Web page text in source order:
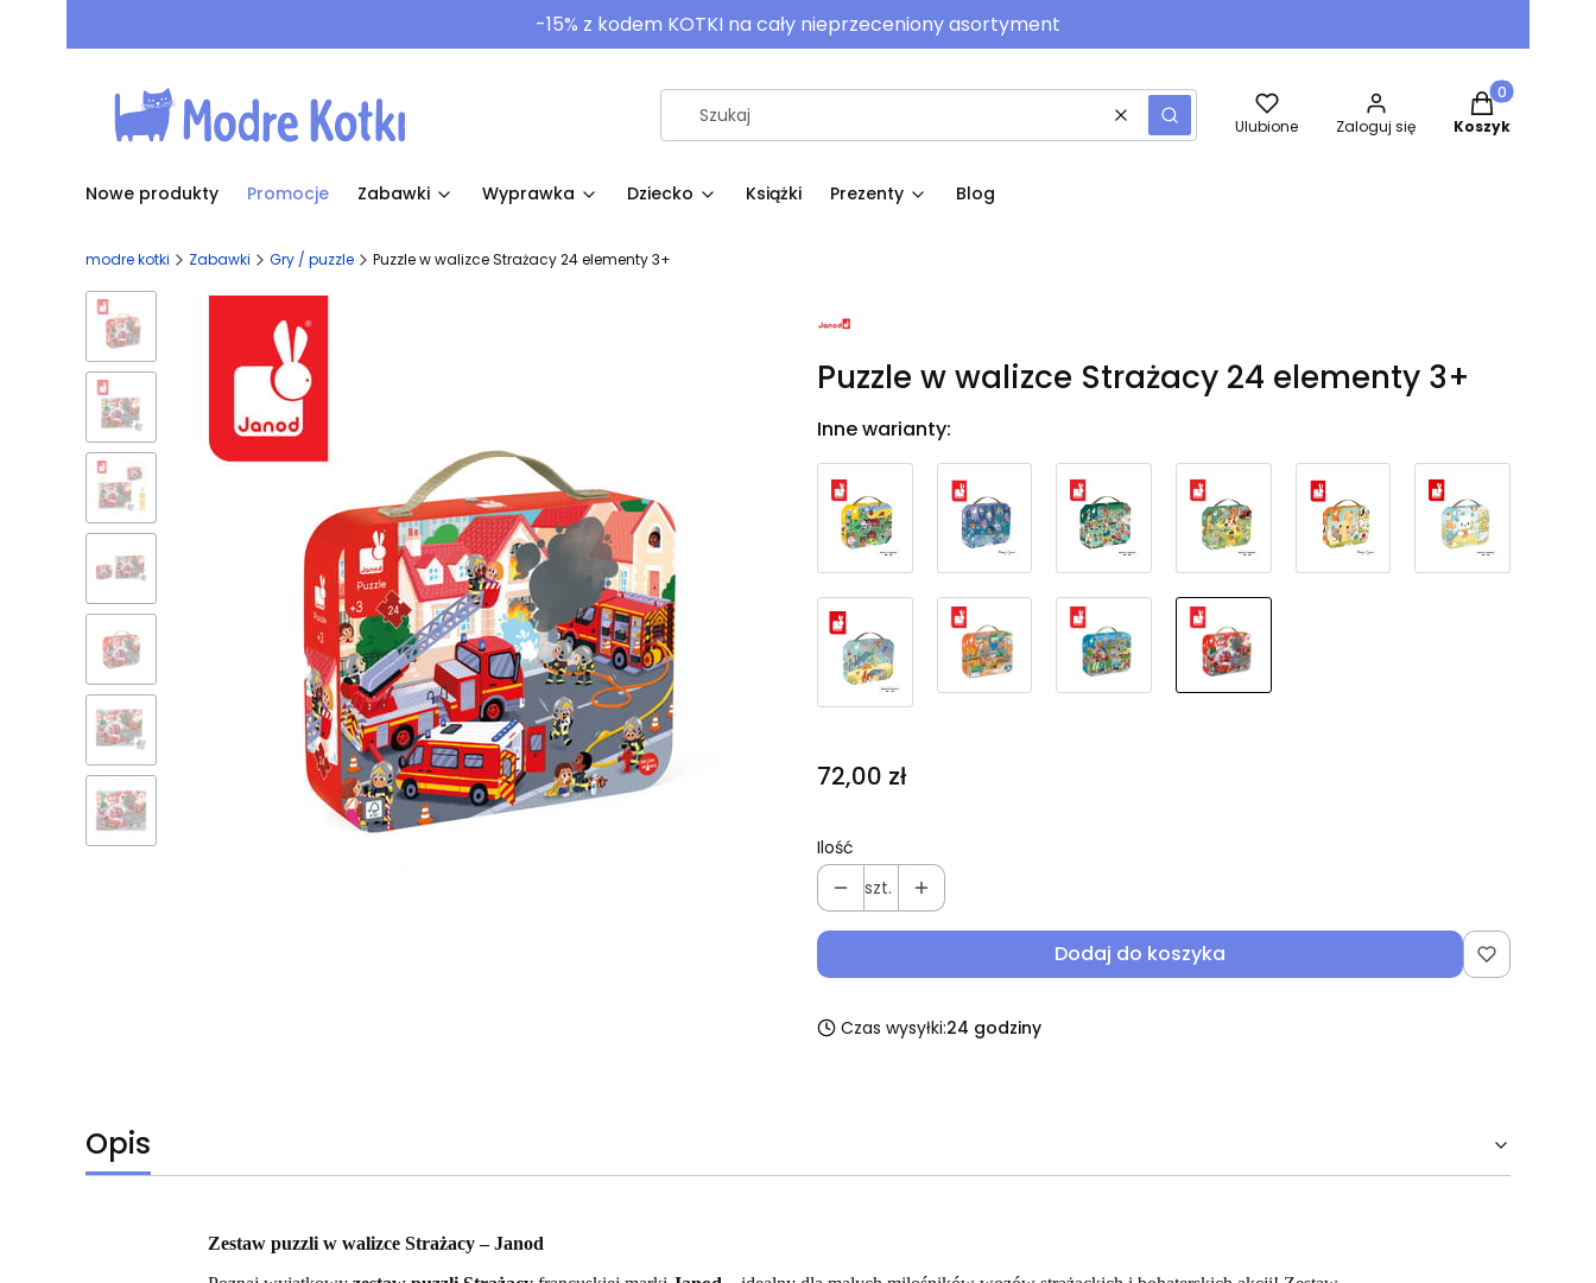
-15% z kodem KOTKI na cały nieprzeceniony asortyment
WyczyśćSzukaj Ulubione Zaloguj się
Produkty w
Koszyk
Nowe produkty Promocje Zabawki Wyprawka Dziecko Książki Prezenty Blog
modre kotki Zabawki Gry / puzzle Puzzle w walizce Strażacy 24 elementy 3+
Puzzle w walizce Strażacy 24 elementy 3+
Inne warianty:
Cena
72,00 zł
Ilość
szt.
Dodaj do koszyka
Czas wysyłki:24 godziny
Opis
Zestaw puzzli w walizce Strażacy – Janod